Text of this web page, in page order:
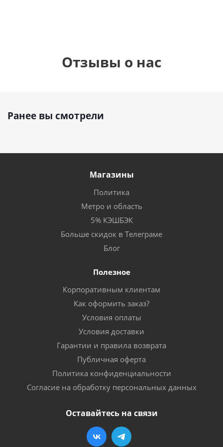
Отзывы о нас
Ранее вы смотрели
Магазины
Политика
Метро и область
5% КЭШБЭК
Больше скидок в Телеграме
Блог
Полезное
Корпоративным клиентам
Как оформить заказ?
Условия оплаты
Условия доставки
Гарантии и правила возврата
Публичная оферта
Политика конфиденциальности
Согласие на обработку персональных данных
Оставайтесь на связи